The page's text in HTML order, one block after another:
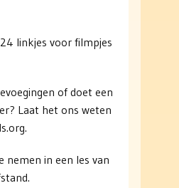
linkjes voor filmpjes
of doet een
Laat het ons weten
nemen in een les van